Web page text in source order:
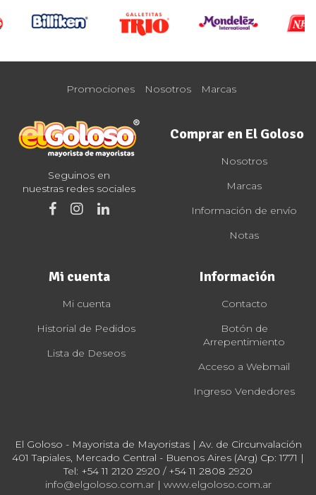
Promociones Nosotros Marcas
Seguinos en
nuestras redes sociales
Comprar en El Goloso
Nosotros
Marcas
Información de envío
Notas
Mi cuenta
Mi cuenta
Historial de Pedidos
Lista de Deseos
Información
Contacto
Botón de
Arrepentimiento
Acceso a Webmail
Ingreso Vendedores
El Goloso - Mayorista de Mayoristas | Av. de Circunvalación
401 Tapiales, Mercado Central - Buenos Aires (Arg) Cp: 1771 |
Tel: +54 11 2120 2920 / +54 11 2808 2920
info@elgoloso.com.ar| www.elgoloso.com.ar